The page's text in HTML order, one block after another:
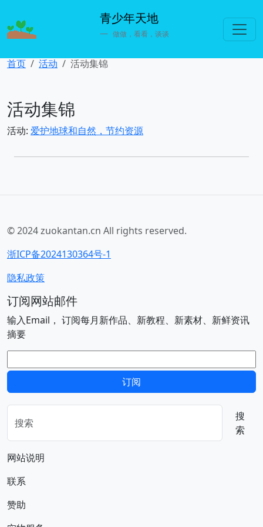
青少年天地
做做，看看，谈谈
首页 活动 活动集锦
活动集锦
活动: 爱护地球和自然，节约资源
© 2024 zuokantan.cn All rights reserved.
浙ICP备2024130364号-1
隐私政策
订阅网站邮件
输入Email， 订阅每月新作品、新教程、新素材、新鲜资讯
摘要
订阅
搜
索
网站说明
联系
赞助